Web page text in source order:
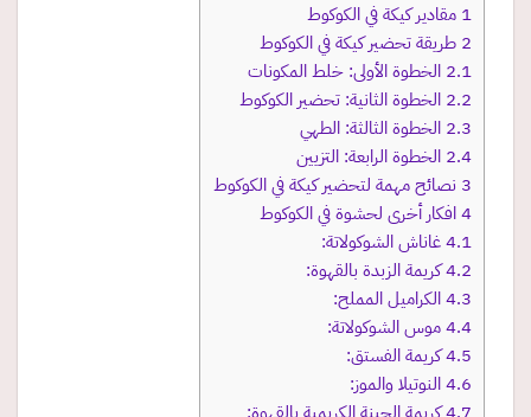
1 مقادير كيكة في الكوكوط
2 طريقة تحضير كيكة في الكوكوط
2.1 الخطوة الأولى: خلط المكونات
2.2 الخطوة الثانية: تحضير الكوكوط
2.3 الخطوة الثالثة: الطهي
2.4 الخطوة الرابعة: التزيين
3 نصائح مهمة لتحضير كيكة في الكوكوط
4افكار أخرى لحشوة في الكوكوط
4.1غاناش الشوكولاتة:
4.2كريمة الزبدة بالقهوة:
4.3الكراميل المملح:
4.4موس الشوكولاتة:
4.5كريمة الفستق:
4.6النوتيلا والموز: